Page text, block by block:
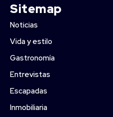
Sitemap
Noticias
Vida y estilo
Gastronomía
Entrevistas
Escapadas
Inmobiliaria